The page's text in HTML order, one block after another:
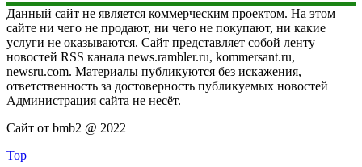
Данный сайт не является коммерческим проектом. На этом
сайте ни чего не продают, ни чего не покупают, ни какие
услуги не оказываются. Сайт представляет собой ленту
новостей RSS канала news.rambler.ru, kommersant.ru,
newsru.com. Материалы публикуются без искажения,
ответственность за достоверность публикуемых новостей
Администрация сайта не несёт.
Сайт от bmb2 @ 2022
Top